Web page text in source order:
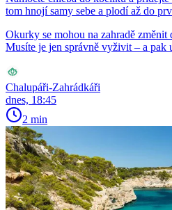
tom hnojí samy sebe a plodí až do
Okurky se mohou na zahradě
Musíte je jen správně vyživit – a pak
Chalupáři-Zahrádkáři
dnes, 18:45
2 min